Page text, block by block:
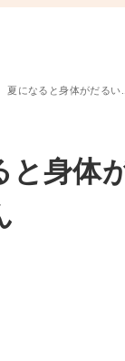
夏になると身体がだる
と身体